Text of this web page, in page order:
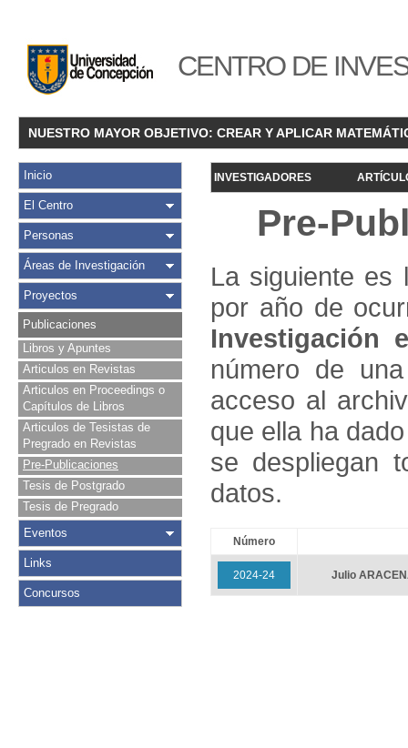
CENTRO DE
NUESTRO MAYOR OBJETIVO: CREAR Y APLICAR
Inicio
El Centro
Personas
Áreas de Investigación
Proyectos
Publicaciones
Libros y Apuntes
Articulos en Revistas
Articulos en Proceedings o
Capítulos de Libros
Articulos de Tesistas de
Pregrado en Revistas
Pre-Publicaciones
Tesis de Postgrado
Tesis de Pregrado
Eventos
Links
Concursos
INVESTIGADORES
Pre-
La siguiente es
por año de
Investigación
número de
acceso al
que ella ha
se despliegan
datos.
Número
2024-24 Julio